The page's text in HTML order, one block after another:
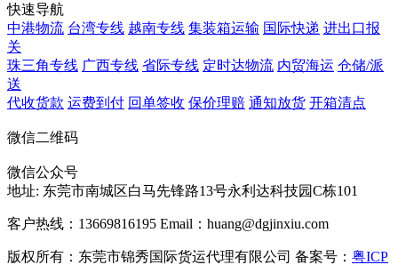
快速导航
中港物流 台湾专线 越南专线 集装箱运输 国际快递 进出口报
关
珠三角专线 广西专线 省际专线 定时达物流 内贸海运 仓储/派
送
代收货款 运费到付 回单签收 保价理赔 通知放货 开箱清点
微信二维码
微信公众号
地址: 东莞市南城区白马先锋路13号永利达科技园C栋101
客户热线：13669816195 Email：huang@dgjinxiu.com
版权所有：东莞市锦秀国际货运代理有限公司 备案号： 粤ICP